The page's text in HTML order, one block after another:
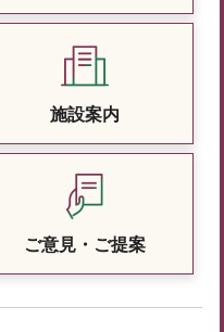
施設案内
ご意見・ご提案